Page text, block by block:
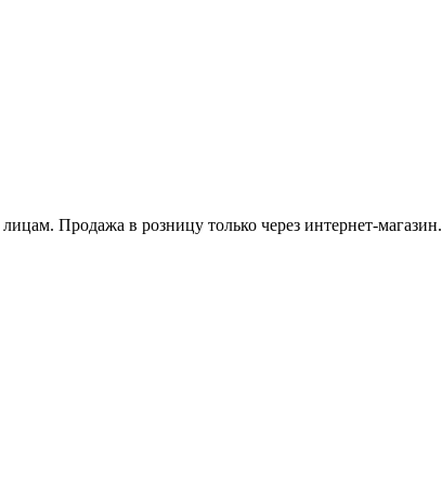
Продажа в розницу только через интернет-магазин.